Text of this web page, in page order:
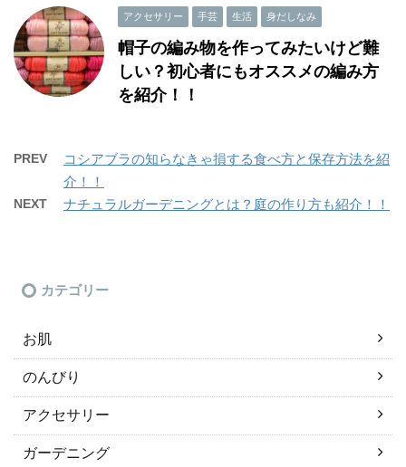
アクセサリー 手芸 生活 身だしなみ
帽子の編み物を作ってみたいけど難
しい？初心者にもオススメの編み方
を紹介！！
PREV
コシアブラの知らなきゃ損する食べ方と保存方法を紹
介！！
NEXT ナチュラルガーデニングとは？庭の作り方も紹介！！
カテゴリー
お肌
のんびり
アクセサリー
ガーデニング